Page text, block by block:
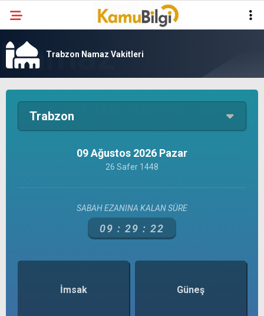
Trabzon Namaz Vakitleri
Trabzon
09 Ağustos 2026 Pazar
26 Safer 1448
SABAH EZANINA KALAN SÜRE
09 : 29 : 22
İmsak Güneş